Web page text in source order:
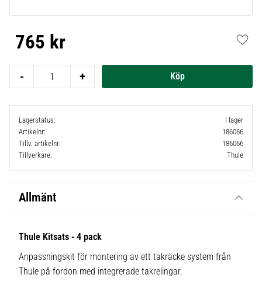
765 kr
+
-
Lagerstatus
I lager
Artikelnr
186066
Tillv. artikelnr
186066
Tillverkare
Thule
Allmänt
Thule Kitsats - 4 pack
Anpassningskit för montering av ett takräcke system från
Thule på fordon med integrerade takrelingar.